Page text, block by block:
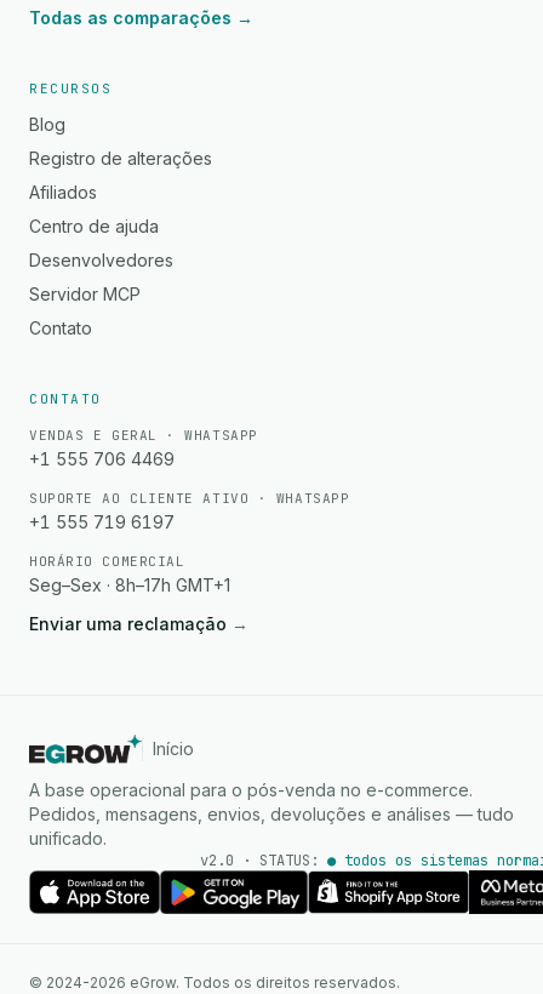
Todas as comparações →
RECURSOS
Blog
Registro de alterações
Afiliados
Centro de ajuda
Desenvolvedores
Servidor MCP
Contato
CONTATO
VENDAS E GERAL · WHATSAPP
+1 555 706 4469
SUPORTE AO CLIENTE ATIVO · WHATSAPP
+1 555 719 6197
HORÁRIO COMERCIAL
Seg–Sex · 8h–17h GMT+1
Enviar uma reclamação →
Início
A base operacional para o pós-venda no e-commerce.
Pedidos, mensagens, envios, devoluções e análises — tudo
unificado.
v2.0 · STATUS: ● todos os sistemas
© 2024-2026 eGrow. Todos os direitos reservados.
WhatsApp